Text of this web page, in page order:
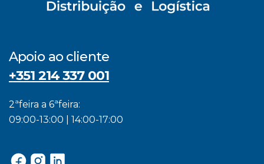
Apoio ao cliente
+351 214 337 001
2ªfeira a 6ªfeira:
09:00-13:00 | 14:00-17:00